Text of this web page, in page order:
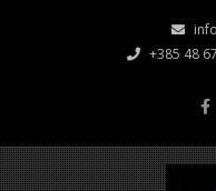
+385 48